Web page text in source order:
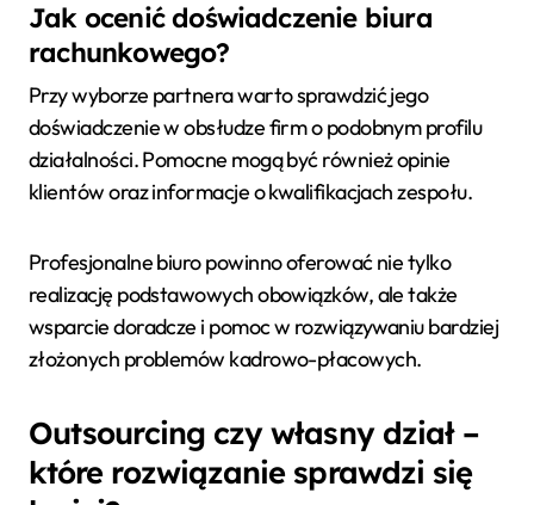
Jak ocenić doświadczenie biura
rachunkowego?
Przy wyborze partnera warto sprawdzić jego
doświadczenie w obsłudze firm o podobnym profilu
działalności. Pomocne mogą być również opinie
klientów oraz informacje o kwalifikacjach zespołu.
Profesjonalne biuro powinno oferować nie tylko
realizację podstawowych obowiązków, ale także
wsparcie doradcze i pomoc w rozwiązywaniu bardziej
złożonych problemów kadrowo-płacowych.
Outsourcing czy własny dział –
które rozwiązanie sprawdzi się